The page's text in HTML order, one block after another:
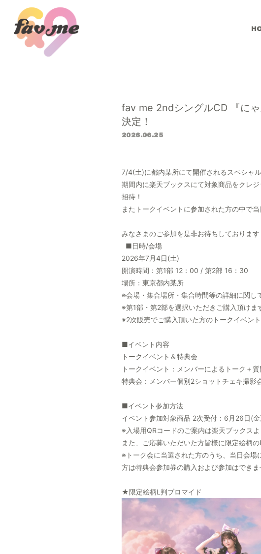
fav me 2ndシングルCD 『に
決定！
2026.06.25
7/4(土)に都内某所にて開催されるスペシャ
期間内に楽天ブックスにて対象商品をクレ
招待！
またトークイベントに参加された方の中で
みなさまのご参加を是非お待ちしております
■日時/会場
2026年7月4日(土)
開演時間：第1部 12：00 / 第2部 16：30
場所：東京都内某所
※会場・集合場所・集合時間等の詳細に関し
※第1部・第2部を選択いただきご購入頂けま
※2次販売でご購入頂いた方のトークイベン
■イベント内容
トークイベント＆特典会
トークイベント：メンバーによるトーク＋
特典会：メンバー個別2ショットチェキ撮影
■イベント参加方法
イベント参加対象商品 2次受付：6月26日(
※入場用QRコードのご案内は楽天ブックス
また、ご応募いただいた方皆様に限定絵柄
※トーク会に当選された方のうち、当日会
方は特典会参加券の購入および参加はできま
★限定絵柄L判ブロマイド